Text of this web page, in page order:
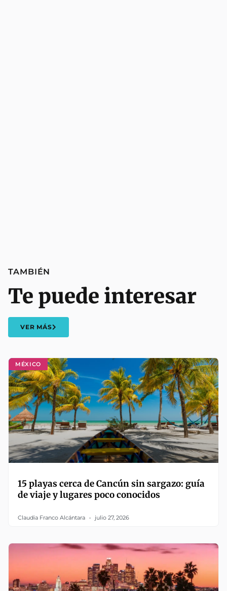
MÉXICO
15 playas cerca de Cancún sin sargazo: guía
de viaje y lugares poco conocidos
Claudia Franco Alcántara julio 27, 2026
TAMBIÉN
Te puede interesar
VER MÁS